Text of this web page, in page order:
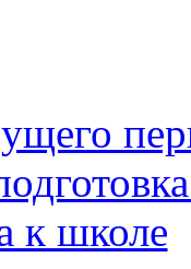
к школе